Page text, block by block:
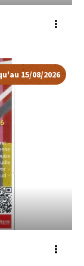
Voir
15/08/2026
Voir